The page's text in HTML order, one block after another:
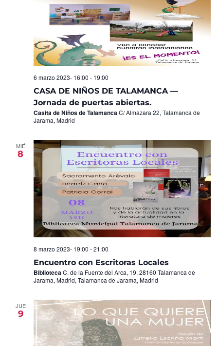
CASA DE NIÑOS DE TALAMANCA —
Jornada de puertas abiertas.
6 marzo 2023- 16:00 - 19:00
Casita de Niños de TalamancaC/ Almazara 22, Talamanca de
Jarama, Madrid
MIÉ
8
Encuentro con Escritoras Locales
8 marzo 2023- 19:00 -21:00
BibliotecaC. de la Fuente del Arca, 19, 28160 Talamanca de
Jarama, Madrid, Talamanca de Jarama, Madrid
JUE
9